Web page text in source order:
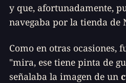
y que, afortunadamente,
navegaba por la tienda de
Como en otras ocasiones,
"mira, ese tiene pinta de
señalaba la imagen de un